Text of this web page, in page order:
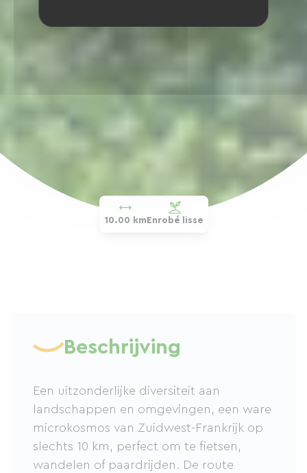
10.00 km Enrobé lisse
Beschrijving
Een uitzonderlijke diversiteit aan
landschappen en omgevingen, een ware
microkosmos van Zuidwest-Frankrijk op
slechts 10 km, perfect om te fietsen,
wandelen of paardrijden. De route